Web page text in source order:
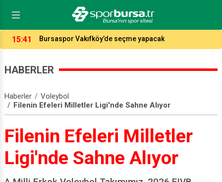
14:04
Potada fikstür çekildi, işte Bursaspor ve Tofaş’ın
HABERLER
Haberler
Voleybol
Filenin Efeleri Milletler Ligi'nde Sahne Alıyor
Filenin Efeleri Milletler
Ligi'nde Sahne Alıyor